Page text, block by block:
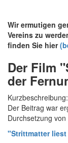
Wir ermutigen
Vereins zu
finden Sie hier
Der Film
der
Kurzbeschreibung:
Der Beitrag war
Durchsetzung
"Strittmatter